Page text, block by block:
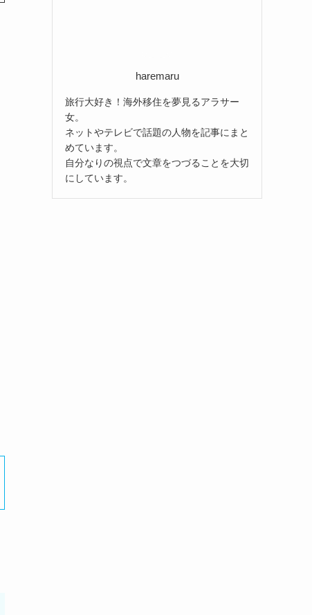
haremaru
旅行大好き！海外移住を夢見るアラサー
女。
ネットやテレビで話題の人物を記事にまと
めています。
自分なりの視点で文章をつづることを大切
にしています。